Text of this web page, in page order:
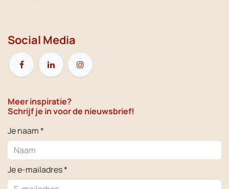
Social Media
Meer inspiratie?
Schrijf je in voor de nieuwsbrief!
Je naam *
Je e-mailadres *